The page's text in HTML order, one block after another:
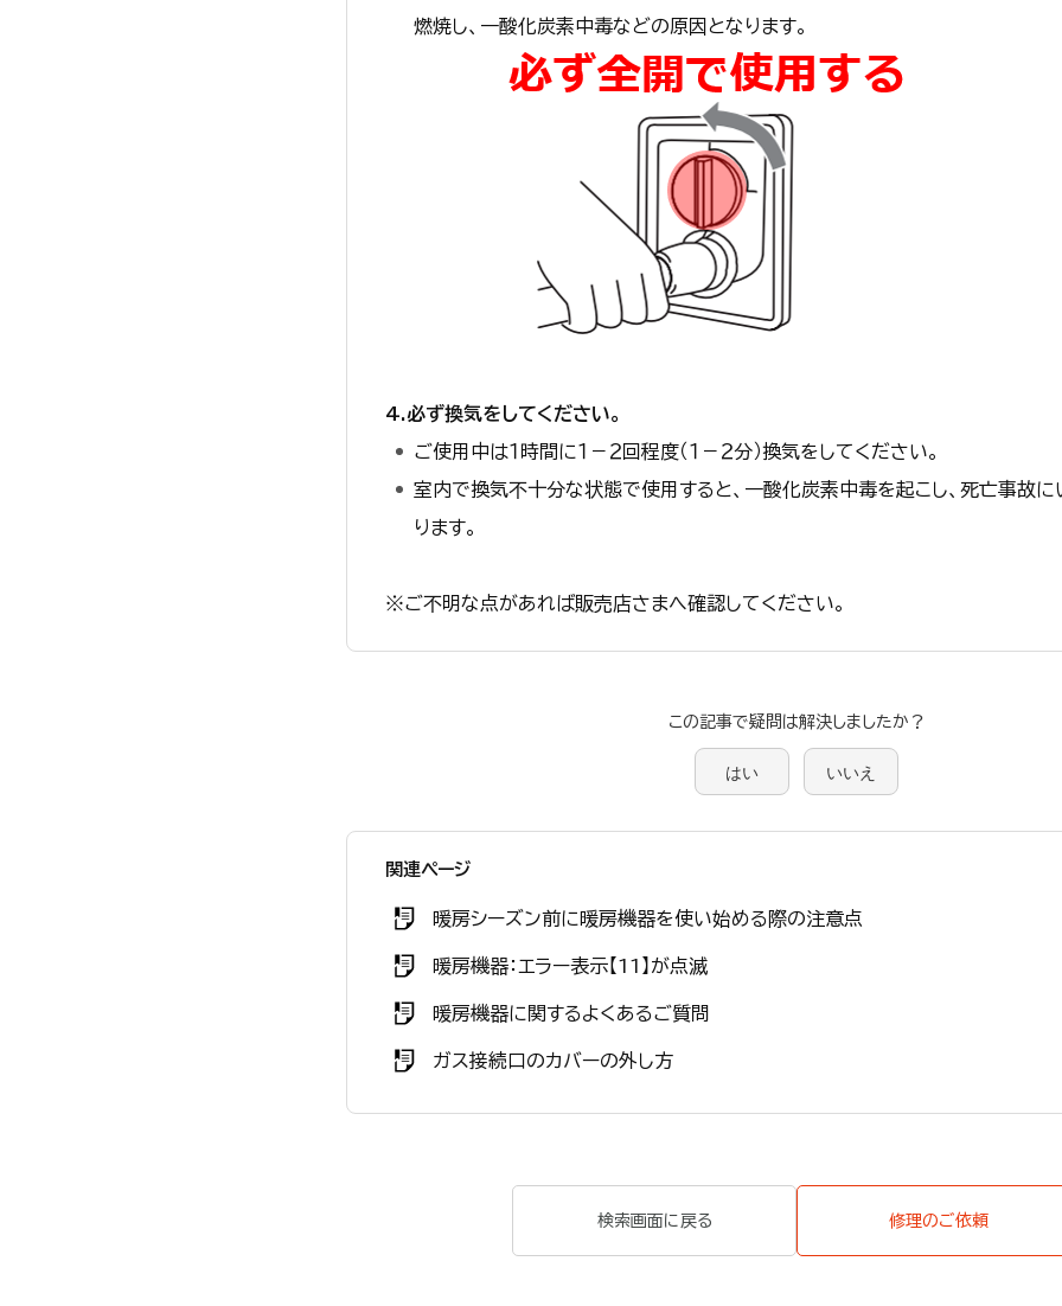
燃焼し、一酸化炭素中毒などの原因となります。
4.必ず換気をしてください。
ご使用中は１時間に１－２回程度（１－２分）換気をしてください。
室内で換気不十分な状態で使用すると、一酸化炭素中毒を起こし、死亡事故に
ります。
※ご不明な点があれば販売店さまへ確認してください。
この記事で疑問は解決しましたか？
はい いいえ
関連ページ
暖房シーズン前に暖房機器を使い始める際の注意点
暖房機器：エラー表示【11】が点滅
暖房機器に関するよくあるご質問
ガス接続口のカバーの外し方
検索画面に戻る 修理のご依頼